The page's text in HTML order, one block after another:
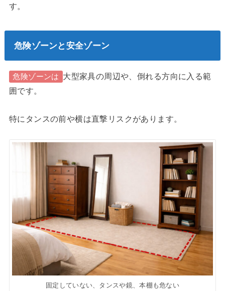
す。
危険ゾーンと安全ゾーン
危険ゾーンは
大型家具の周辺や、倒れる方向に入る範
囲です。
特にタンスの前や横は直撃リスクがあります。
固定していない、タンスや鏡、本棚も危ない